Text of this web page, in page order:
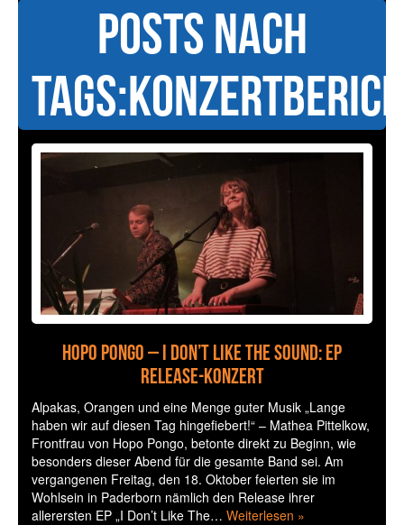
Posts nach
HOPO PONGO – I DON’T LIKE THE SOUND: EP
RELEASE-KONZERT
Alpakas, Orangen und eine Menge guter Musik „Lange
haben wir auf diesen Tag hingefiebert!“ – Mathea Pittelkow,
Frontfrau von Hopo Pongo, betonte direkt zu Beginn, wie
besonders dieser Abend für die gesamte Band sei. Am
vergangenen Freitag, den 18. Oktober feierten sie im
Wohlsein in Paderborn nämlich den Release ihrer
allerersten EP „I Don’t Like The… Weiterlesen »